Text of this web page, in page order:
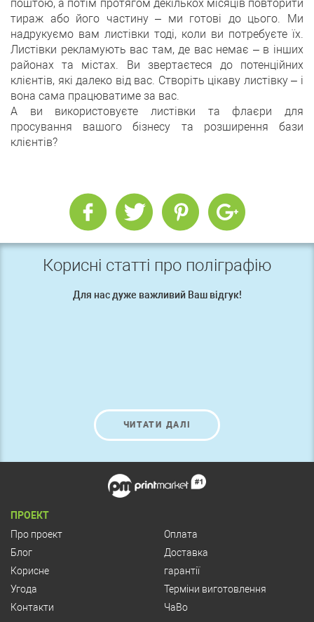
поштою, а потім протягом декількох місяців повторити
тираж або його частину – ми готові до цього. Ми
надрукуємо вам листівки тоді, коли ви потребуєте їх.
Листівки рекламують вас там, де вас немає – в інших
районах та містах. Ви звертаєтеся до потенційних
клієнтів, які далеко від вас. Створіть цікаву листівку – і
вона сама працюватиме за вас.
А ви використовуєте листівки та флаєри для
просування вашого бізнесу та розширення бази
клієнтів?
Корисні статті про поліграфію
Для нас дуже важливий Ваш відгук!
ЧИТАТИ ДАЛІ
ПРОЕКТ
Про проект
Блог
Корисне
Угода
Контакти
Оплата
Доставка
гарантії
Терміни виготовлення
ЧаВо